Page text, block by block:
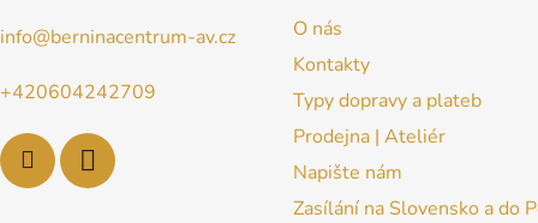
info@berninacentrum-av.cz
+420604242709
O nás
Kontakty
Typy dopravy a plateb
Prodejna | Ateliér
Napište nám
Zasílání na Slovensko a do